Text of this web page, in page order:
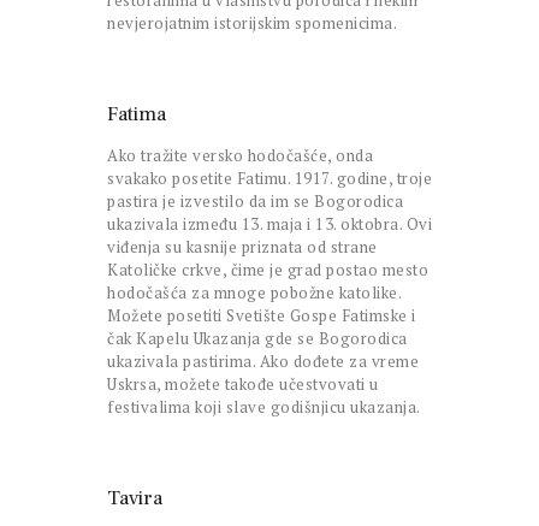
nevjerojatnim istorijskim spomenicima.
Fatima
Ako tražite versko hodočašće, onda
svakako posetite Fatimu. 1917. godine, troje
pastira je izvestilo da im se Bogorodica
ukazivala između 13. maja i 13. oktobra. Ovi
viđenja su kasnije priznata od strane
Katoličke crkve, čime je grad postao mesto
hodočašća za mnoge pobožne katolike.
Možete posetiti Svetište Gospe Fatimske i
čak Kapelu Ukazanja gde se Bogorodica
ukazivala pastirima. Ako dođete za vreme
Uskrsa, možete takođe učestvovati u
festivalima koji slave godišnjicu ukazanja.
Tavira